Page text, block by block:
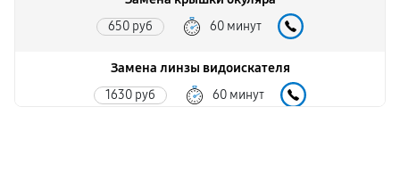
650 руб 60 минут
Замена линзы видоискателя
1630 руб 60 минут